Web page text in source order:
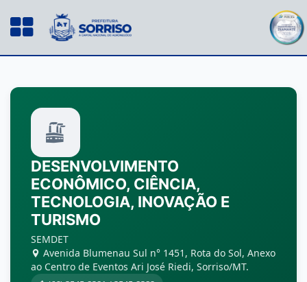
DESENVOLVIMENTO
ECONÔMICO, CIÊNCIA,
TECNOLOGIA, INOVAÇÃO E
TURISMO
SEMDET
Avenida Blumenau Sul n° 1451, Rota do Sol, Anexo
ao Centro de Eventos Ari José Riedi, Sorriso/MT.